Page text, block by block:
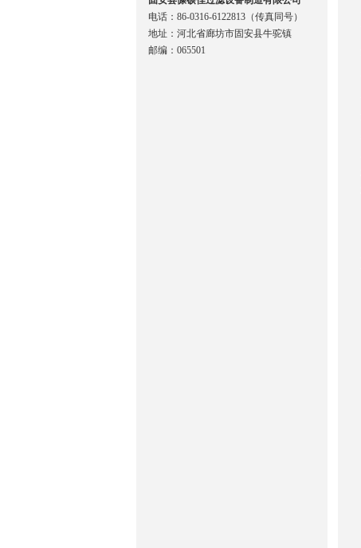
电话：86-0316-6122813（传真同号）
地址：河北省廊坊市固安县牛驼镇
邮编：065501